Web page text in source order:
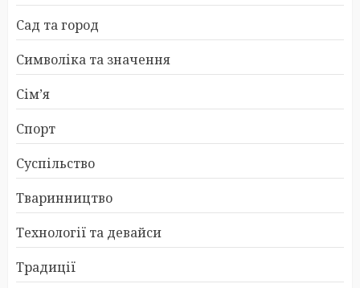
Сад та город
Символіка та значення
Сім’я
Спорт
Суспільство
Тваринництво
Технології та девайси
Традиції